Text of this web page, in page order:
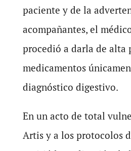
paciente y de la
acompañantes, el
procedió a darla de alta
medicamentos
diagnóstico digestivo.
En un acto de total
Artis y a los protocolos